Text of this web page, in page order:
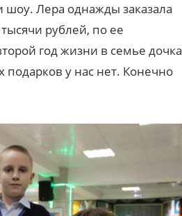
шоу. Лера однажды заказала
рублей, по ее
год жизни в семье дочка
подарков у нас нет. Конечно